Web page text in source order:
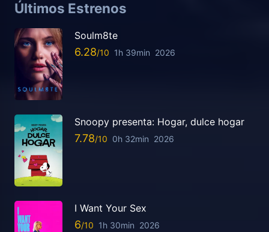
Últimos Estrenos
Soulm8te
6.28 1h 39min 2026
Snoopy presenta: Hogar, dulce hogar
7.78 0h 32min 2026
I Want Your Sex
6 1h 30min 2026